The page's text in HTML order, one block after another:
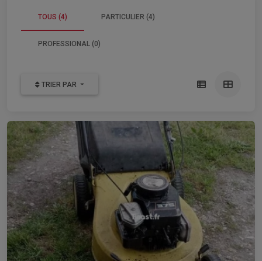
TOUS (4) PARTICULIER (4)
PROFESSIONAL (0)
TRIER PAR